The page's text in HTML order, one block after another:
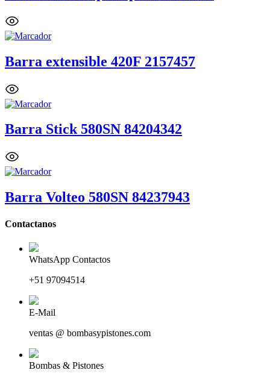
Barra extensible 420F 2157457
Barra Stick 580SN 84204342
Barra Volteo 580SN 84237943
Contactanos
WhatsApp Contactos
+51 97094514
E-Mail
ventas @ bombasypistones.com
Bombas & Pistones